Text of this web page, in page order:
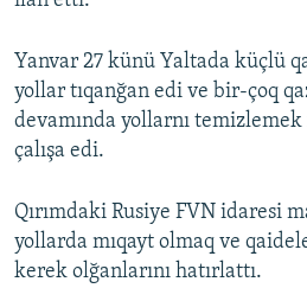
Yanvar 27 künü Yaltada küçlü
yollar tıqanğan edi ve bir-çoq
devamında yollarnı temizlemek
çalışa edi.
Qırımdaki Rusiye FVN idaresi
yollarda mıqayt olmaq ve
kerek olğanlarını hatırlattı.